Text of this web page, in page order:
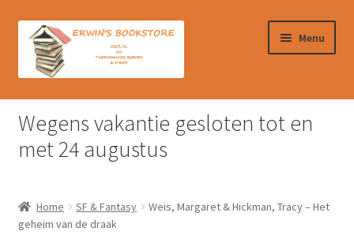
door
naar
naar
Menu
Home
Afrekenen
Contact
Wegens vakantie gesloten tot en
met 24 augustus
Home SF & Fantasy
Weis, Margaret & Hickman, Tracy – Het
geheim van de draak